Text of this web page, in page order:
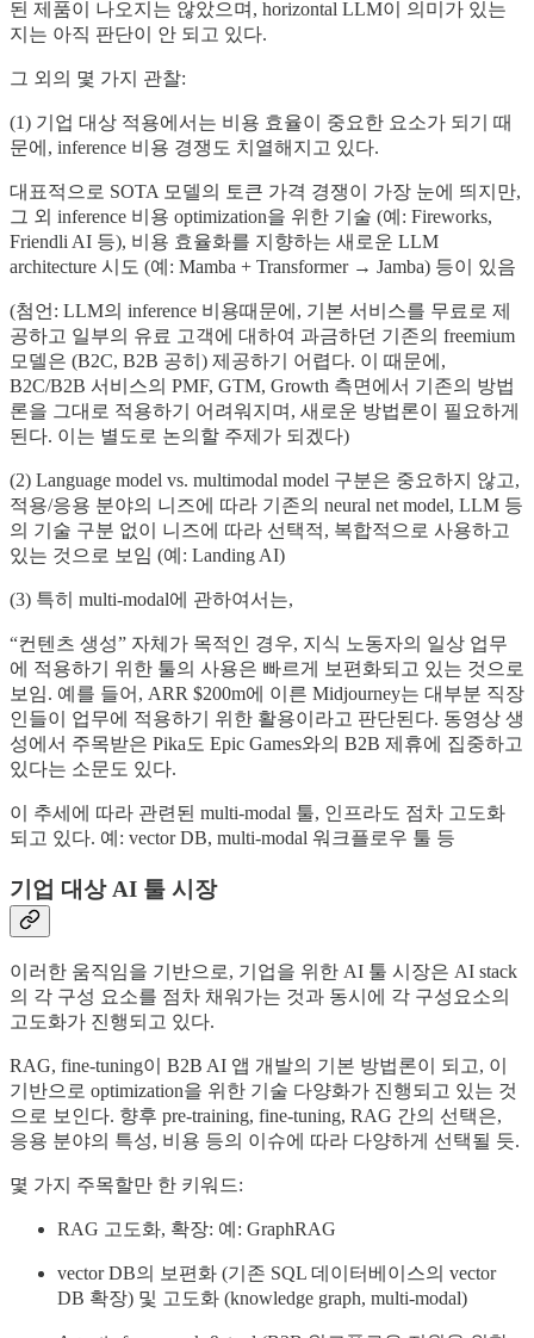
된 제품이 나오지는 않았으며, horizontal LLM이 의미가 있는
지는 아직 판단이 안 되고 있다.
그 외의 몇 가지 관찰:
(1) 기업 대상 적용에서는 비용 효율이 중요한 요소가 되기 때
문에, inference 비용 경쟁도 치열해지고 있다.
대표적으로 SOTA 모델의 토큰 가격 경쟁이 가장 눈에 띄지만,
그 외 inference 비용 optimization을 위한 기술 (예: Fireworks,
Friendli AI 등), 비용 효율화를 지향하는 새로운 LLM
architecture 시도 (예: Mamba + Transformer → Jamba) 등이 있음
(첨언: LLM의 inference 비용때문에, 기본 서비스를 무료로 제
공하고 일부의 유료 고객에 대하여 과금하던 기존의 freemium
모델은 (B2C, B2B 공히) 제공하기 어렵다. 이 때문에,
B2C/B2B 서비스의 PMF, GTM, Growth 측면에서 기존의 방법
론을 그대로 적용하기 어려워지며, 새로운 방법론이 필요하게
된다. 이는 별도로 논의할 주제가 되겠다)
(2) Language model vs. multimodal model 구분은 중요하지 않고,
적용/응용 분야의 니즈에 따라 기존의 neural net model, LLM 등
의 기술 구분 없이 니즈에 따라 선택적, 복합적으로 사용하고
있는 것으로 보임 (예: Landing AI)
(3) 특히 multi-modal에 관하여서는,
“컨텐츠 생성” 자체가 목적인 경우, 지식 노동자의 일상 업무
에 적용하기 위한 툴의 사용은 빠르게 보편화되고 있는 것으로
보임. 예를 들어, ARR $200m에 이른 Midjourney는 대부분 직장
인들이 업무에 적용하기 위한 활용이라고 판단된다. 동영상 생
성에서 주목받은 Pika도 Epic Games와의 B2B 제휴에 집중하고
있다는 소문도 있다.
이 추세에 따라 관련된 multi-modal 툴, 인프라도 점차 고도화
되고 있다. 예: vector DB, multi-modal 워크플로우 툴 등
기업 대상 AI 툴 시장
이러한 움직임을 기반으로, 기업을 위한 AI 툴 시장은 AI stack
의 각 구성 요소를 점차 채워가는 것과 동시에 각 구성요소의
고도화가 진행되고 있다.
RAG, fine-tuning이 B2B AI 앱 개발의 기본 방법론이 되고, 이
기반으로 optimization을 위한 기술 다양화가 진행되고 있는 것
으로 보인다. 향후 pre-training, fine-tuning, RAG 간의 선택은,
응용 분야의 특성, 비용 등의 이슈에 따라 다양하게 선택될 듯.
몇 가지 주목할만 한 키워드:
RAG 고도화, 확장: 예: GraphRAG
vector DB의 보편화 (기존 SQL 데이터베이스의 vector
DB 확장) 및 고도화 (knowledge graph, multi-modal)